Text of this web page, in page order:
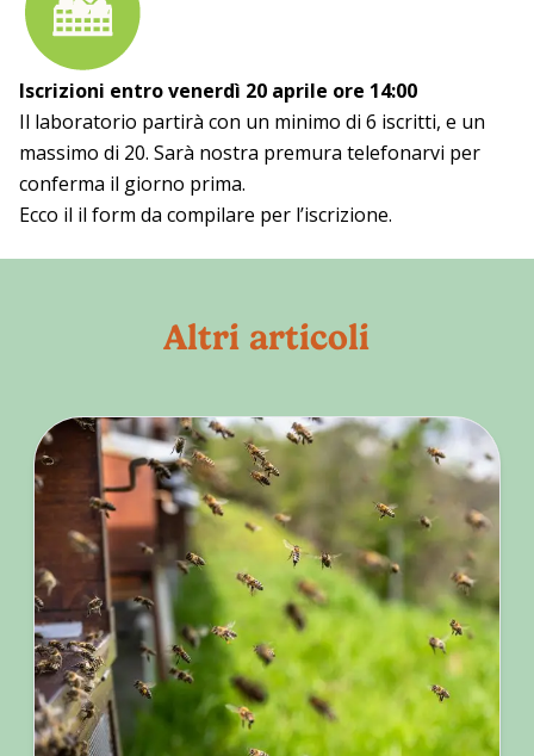
Iscrizioni entro venerdì 20 aprile ore 14:00
Il laboratorio partirà con un minimo di 6 iscritti, e un
massimo di 20. Sarà nostra premura telefonarvi per
conferma il giorno prima.
Ecco il il form da compilare per l’iscrizione.
Altri articoli